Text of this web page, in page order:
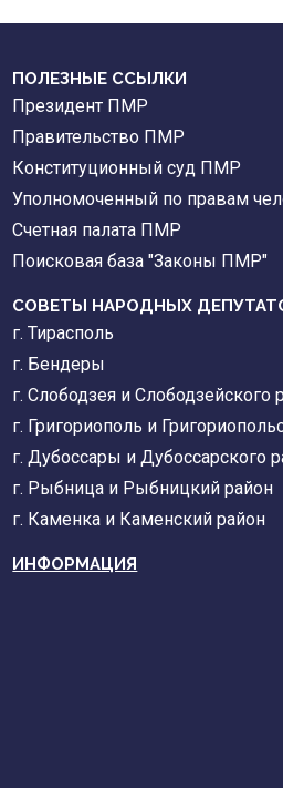
ПОЛЕЗНЫЕ ССЫЛКИ
Президент ПМР
Правительство ПМР
Конституционный суд ПМР
Уполномоченный по правам
Счетная палата ПМР
Поисковая база "Законы ПМР"
СОВЕТЫ НАРОДНЫХ
г. Тирасполь
г. Бендеры
г. Слободзея и Слободзейского
г. Григориополь и
г. Дубоссары и Дубоссарского
г. Рыбница и Рыбницкий район
г. Каменка и Каменский район
ИНФОРМАЦИЯ